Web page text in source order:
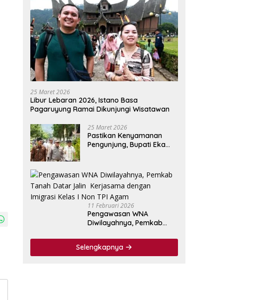
25 Maret 2026
Libur Lebaran 2026, Istano Basa
Pagaruyung Ramai Dikunjungi Wisatawan
25 Maret 2026
Pastikan Kenyamanan
Pengunjung, Bupati Eka
Pagaruyuang
11 Februari 2026
Pengawasan WNA
Diwilayahnya, Pemkab
Kerjasama dengan
Imigrasi Kelas I Non TPI
Agam
Selengkapnya